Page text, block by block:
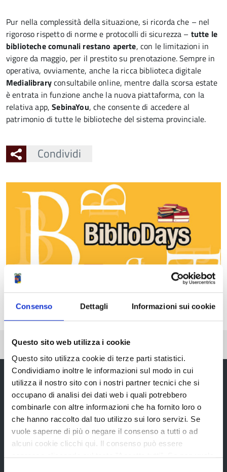
Consenso Dettagli Informazioni sui cookie
Questo sito web utilizza i cookie
Questo sito utilizza cookie di terze parti statistici.
Condividiamo inoltre le informazioni sul modo in cui
utilizza il nostro sito con i nostri partner tecnici che si
occupano di analisi dei dati web i quali potrebbero
combinarle con altre informazioni che ha fornito loro o
che hanno raccolto dal tuo utilizzo sui loro servizi. Se
vuole saperne di più o negare il consenso a tutti o ad
alcuni cookie clicchi qui. Il consenso può essere
espresso cliccando sul tasto "Accetta tutti". Se non vuole
Pur nella complessità della situazione, si ricorda che – nel
rigoroso rispetto di norme e protocolli di sicurezza – tutte le
biblioteche comunali restano aperte, con le limitazioni in
vigore da maggio, per il prestito su prenotazione. Sempre in
operativa, ovviamente, anche la ricca biblioteca digitale
Medialibraryconsultabile online, mentre dalla scorsa estate
è entrata in funzione anche la nuova piattaforma, con la
relativa app,SebinaYou, che consente di accedere al
patrimonio di tutte le biblioteche del sistema provinciale.
Condividi
Ingrandisci
l'immagine
Pubblicato: 29 Ottobre 2020 — Ultima modifica: 14 Aprile 2021
Provincia di Reggio Emilia